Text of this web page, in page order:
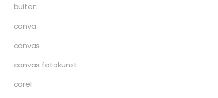
buiten
canva
canvas
canvas fotokunst
carel